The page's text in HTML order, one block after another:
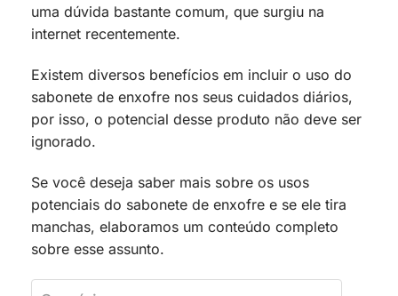
uma dúvida bastante comum, que surgiu na
internet recentemente.
Existem diversos benefícios em incluir o uso do
sabonete de enxofre nos seus cuidados diários,
por isso, o potencial desse produto não deve ser
ignorado.
Se você deseja saber mais sobre os usos
potenciais do sabonete de enxofre e se ele tira
manchas, elaboramos um conteúdo completo
sobre esse assunto.